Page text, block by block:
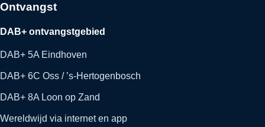
Ontvangst
DAB+ ontvangstgebied
DAB+ 5A Eindhoven
DAB+ 6C Oss / ’s-Hertogenbosch
DAB+ 8A Loon op Zand
Wereldwijd via internet en app